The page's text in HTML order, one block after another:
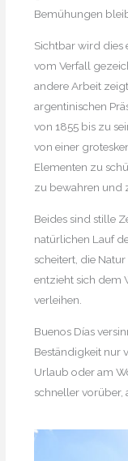
Bemühungen
Sichtbar wird dies
vom Verfall
andere Arbeit
argentinischen
von 1855 bis zu
von einer
Elementen zu
zu bewahren und
Beides sind stille
natürlichen Lauf
scheitert, die
entzieht sich dem
verleihen.
Buenos Días
Beständigkeit nur
Urlaub oder am
schneller vorüber,